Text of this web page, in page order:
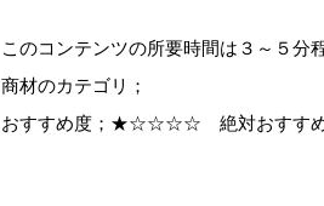
このコンテンツの所要時間は３～５分
商材のカテゴリ；
おすすめ度；★☆☆☆☆ 絶対おすすめ